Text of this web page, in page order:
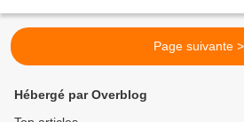
Page suivante >
Hébergé par Overblog